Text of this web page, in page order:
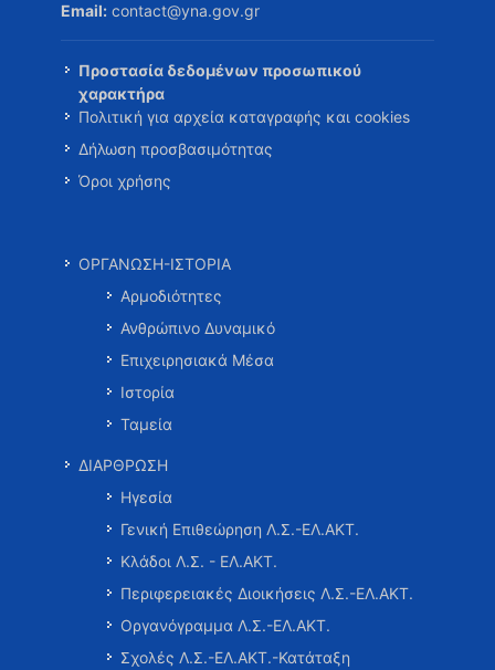
Email: contact@yna.gov.gr
Προστασία δεδομένων προσωπικού
χαρακτήρα
Πολιτική για αρχεία καταγραφής και cookies
Δήλωση προσβασιμότητας
Όροι χρήσης
ΟΡΓΑΝΩΣΗ-ΙΣΤΟΡΙΑ
Αρμοδιότητες
Ανθρώπινο Δυναμικό
Επιχειρησιακά Μέσα
Ιστορία
Ταμεία
ΔΙΑΡΘΡΩΣΗ
Ηγεσία
Γενική Επιθεώρηση Λ.Σ.-ΕΛ.ΑΚΤ.
Κλάδοι Λ.Σ. - ΕΛ.ΑΚΤ.
Περιφερειακές Διοικήσεις Λ.Σ.-ΕΛ.ΑΚΤ.
Οργανόγραμμα Λ.Σ.-ΕΛ.ΑΚΤ.
Σχολές Λ.Σ.-ΕΛ.ΑΚΤ.-Κατάταξη